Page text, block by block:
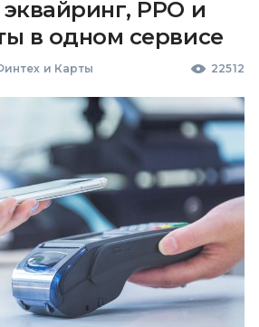
РРО и
в одном сервисе
и Карты 22512